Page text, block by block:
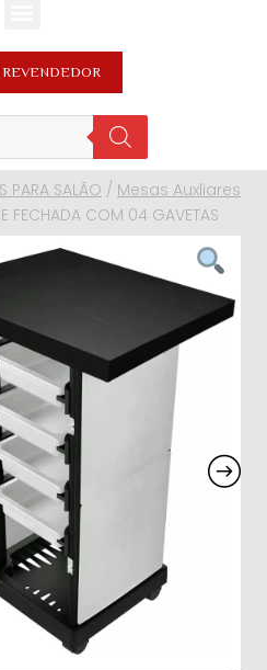
REVENDEDOR
PARA SALÃO / Mesas Auxliares
FECHADA COM 04 GAVETAS